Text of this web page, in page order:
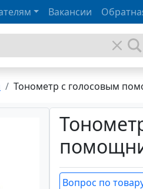
Вакансии
Тонометр с голосовым
Вопрос по